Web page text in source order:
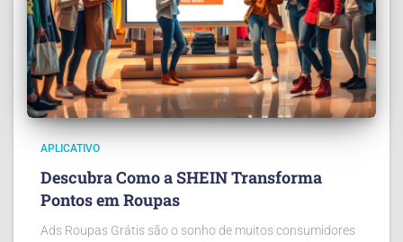
APLICATIVO
Descubra Como a SHEIN Transforma
Pontos em Roupas
Ads Roupas Grátis são o sonho de muitos consumidores